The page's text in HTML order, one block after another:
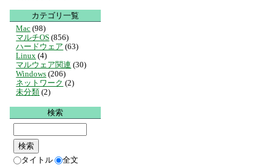
カテゴリ一覧
Mac (98)
マルチOS (856)
ハードウェア (63)
Linux (4)
マルウェア関連 (30)
Windows (206)
ネットワーク (2)
未分類 (2)
検索
タイトル 全文